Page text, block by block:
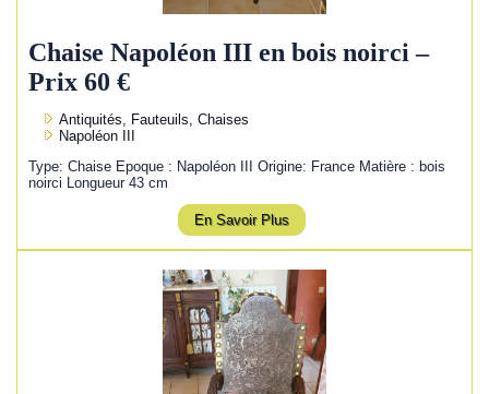
Chaise Napoléon III en bois noirci –
Prix 60 €
Antiquités, Fauteuils, Chaises
Napoléon III
Type: Chaise Epoque : Napoléon III Origine: France Matière : bois
noirci Longueur 43 cm
En Savoir Plus